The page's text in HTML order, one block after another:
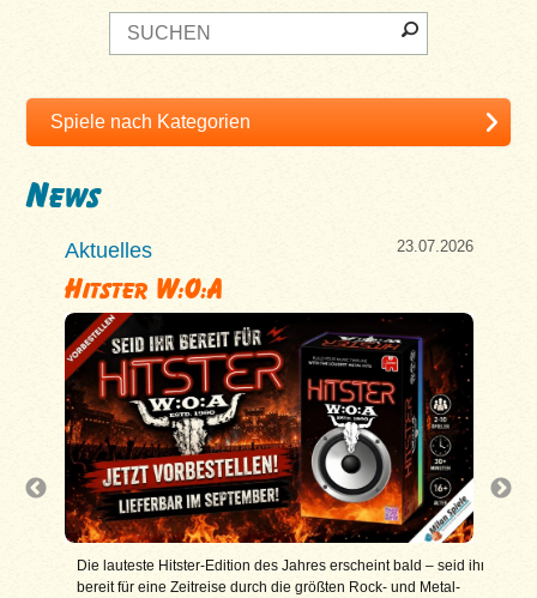
News
Aktuelles 23.07.2026
Hitster W:O:A
Die lauteste Hitster-Edition des Jahres erscheint bald – seid ihr
bereit für eine Zeitreise durch die größten Rock- und Metal-